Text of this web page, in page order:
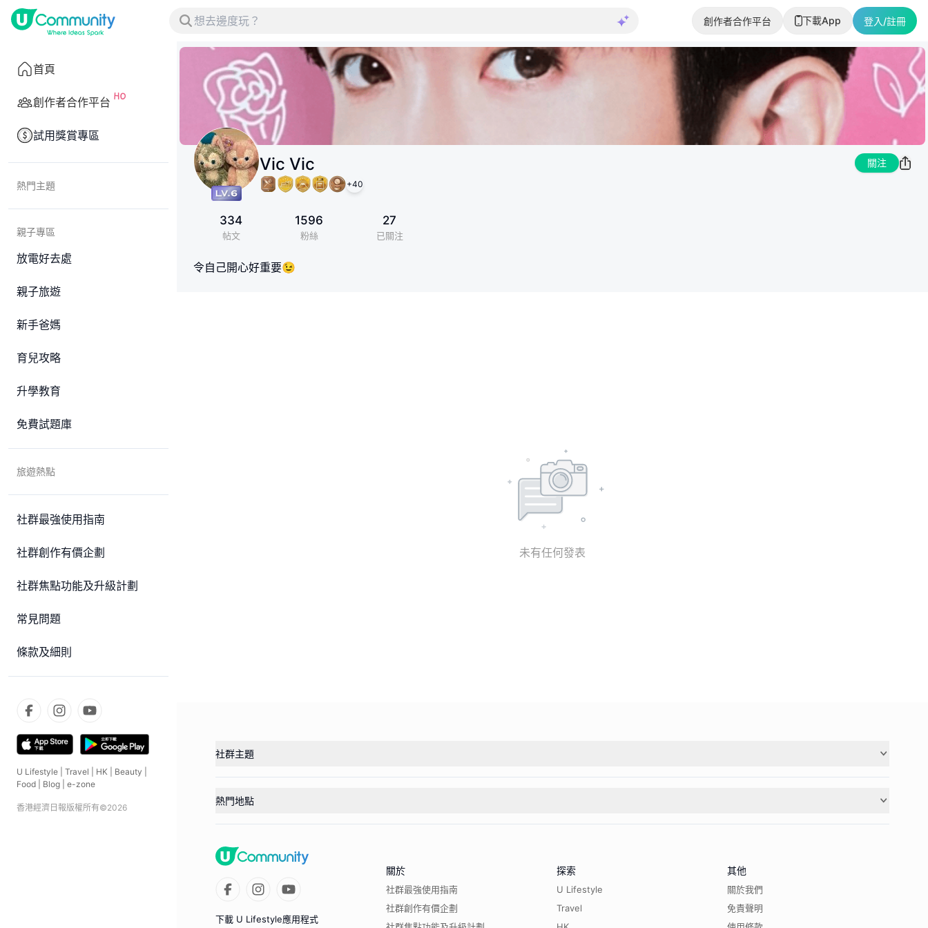
創作者合作平台 下載App 登入/註冊
首頁
創作者合作平台
試用獎賞專區
熱門主題
親子專區
放電好去處
親子旅遊
新手爸媽
育兒攻略
升學教育
免費試題庫
旅遊熱點
社群最強使用指南
社群創作有價企劃
社群焦點功能及升級計劃
常見問題
條款及細則
U Lifestyle Travel HK Beauty
Food
Blog e-zone
香港經濟日報版權所有©2026
Vic Vic
+40
關注
334
帖文
1596
粉絲
27
已關注
令自己開心好重要😉
未有任何發表
社群主題
熱門地點
下載 U Lifestyle應用程式
關於
社群最強使用指南
社群創作有價企劃
探索
U Lifestyle
Travel
其他
關於我們
免責聲明